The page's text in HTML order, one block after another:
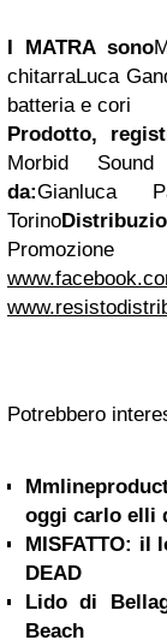
I MATRA sono
chitarraLuca
batteria e cori
Prodotto,
Morbid
da:Gianluca
Torino
Promozione
Potrebbero
oggi carlo elli
MISFATTO: il
DEAD
Lido di
Beach